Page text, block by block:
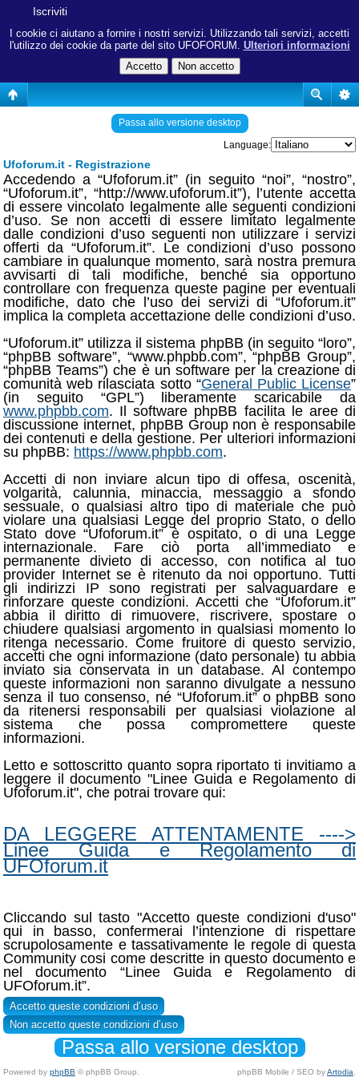
I cookie ci aiutano a fornire i nostri servizi. Utilizzando tali servizi, accetti
l'utilizzo dei cookie da parte del sito UFOFORUM. Ulteriori informazioni
Iscriviti
Passa allo versione desktop
Language:
Ufoforum.it - Registrazione
Accedendo a “Ufoforum.it” (in seguito “noi”, “nostro”,
“Ufoforum.it”, “http://www.ufoforum.it”), l’utente accetta
di essere vincolato legalmente alle seguenti condizioni
d’uso. Se non accetti di essere limitato legalmente
dalle condizioni d’uso seguenti non utilizzare i servizi
offerti da “Ufoforum.it”. Le condizioni d’uso possono
cambiare in qualunque momento, sarà nostra premura
avvisarti di tali modifiche, benché sia opportuno
controllare con frequenza queste pagine per eventuali
modifiche, dato che l’uso dei servizi di “Ufoforum.it”
implica la completa accettazione delle condizioni d’uso.
“Ufoforum.it” utilizza il sistema phpBB (in seguito “loro”,
“phpBB software”, “www.phpbb.com”, “phpBB Group”,
“phpBB Teams”) che è un software per la creazione di
comunità web rilasciata sotto “General Public License”
(in seguito “GPL”) liberamente scaricabile da
www.phpbb.com. Il software phpBB facilita le aree di
discussione internet, phpBB Group non è responsabile
dei contenuti e della gestione. Per ulteriori informazioni
su phpBB: https://www.phpbb.com.
Accetti di non inviare alcun tipo di offesa, oscenità,
volgarità, calunnia, minaccia, messaggio a sfondo
sessuale, o qualsiasi altro tipo di materiale che può
violare una qualsiasi Legge del proprio Stato, o dello
Stato dove “Ufoforum.it” è ospitato, o di una Legge
internazionale. Fare ciò porta all’immediato e
permanente divieto di accesso, con notifica al tuo
provider Internet se è ritenuto da noi opportuno. Tutti
gli indirizzi IP sono registrati per salvaguardare e
rinforzare queste condizioni. Accetti che “Ufoforum.it”
abbia il diritto di rimuovere, riscrivere, spostare o
chiudere qualsiasi argomento in qualsiasi momento lo
ritenga necessario. Come fruitore di questo servizio,
accetti che ogni informazione (dato personale) tu abbia
inviato sia conservata in un database. Al contempo
queste informazioni non saranno divulgate a nessuno
senza il tuo consenso, né “Ufoforum.it” o phpBB sono
da ritenersi responsabili per qualsiasi violazione al
sistema che possa compromettere queste
informazioni.
Letto e sottoscritto quanto sopra riportato ti invitiamo a
leggere il documento "Linee Guida e Regolamento di
Ufoforum.it", che potrai trovare qui:
DA LEGGERE ATTENTAMENTE ---->
Linee Guida e Regolamento di
UFOforum.it
Cliccando sul tasto "Accetto queste condizioni d'uso"
qui in basso, confermerai l’intenzione di rispettare
scrupolosamente e tassativamente le regole di questa
Community cosi come descritte in questo documento e
nel documento “Linee Guida e Regolamento di
UFOforum.it”.
Passa allo versione desktop
Powered by phpBB © phpBB Group. phpBB Mobile / SEO byArtodia